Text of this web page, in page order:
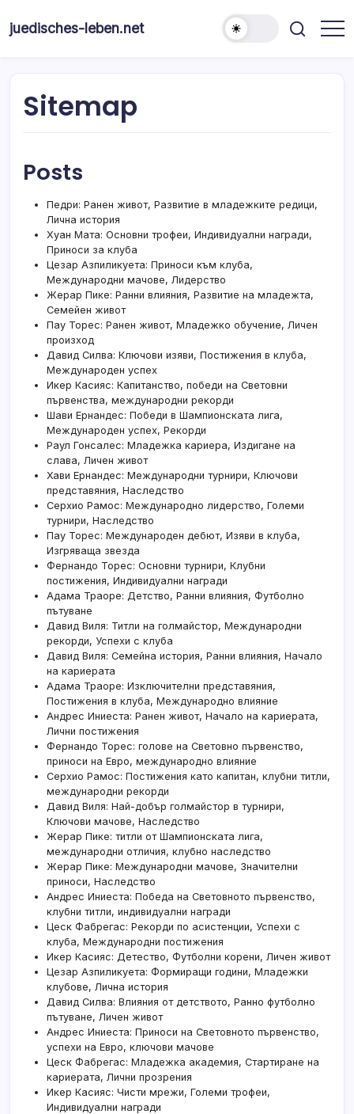
juedisches-leben.net
Sitemap
Posts
Педри: Ранен живот, Развитие в младежките редици,
Лична история
Хуан Мата: Основни трофеи, Индивидуални награди,
Приноси за клуба
Цезар Азпиликуета: Приноси към клуба,
Международни мачове, Лидерство
Жерар Пике: Ранни влияния, Развитие на младежта,
Семейен живот
Пау Торес: Ранен живот, Младежко обучение, Личен
произход
Давид Силва: Ключови изяви, Постижения в клуба,
Международен успех
Икер Касияс: Капитанство, победи на Световни
първенства, международни рекорди
Шави Ернандес: Победи в Шампионската лига,
Международен успех, Рекорди
Раул Гонсалес: Младежка кариера, Издигане на
слава, Личен живот
Хави Ернандес: Международни турнири, Ключови
представяния, Наследство
Серхио Рамос: Международно лидерство, Големи
турнири, Наследство
Пау Торес: Международен дебют, Изяви в клуба,
Изгряваща звезда
Фернандо Торес: Основни турнири, Клубни
постижения, Индивидуални награди
Адама Траоре: Детство, Ранни влияния, Футболно
пътуване
Давид Виля: Титли на голмайстор, Международни
рекорди, Успехи с клуба
Давид Виля: Семейна история, Ранни влияния, Начало
на кариерата
Адама Траоре: Изключителни представяния,
Постижения в клуба, Международно влияние
Андрес Иниеста: Ранен живот, Начало на кариерата,
Лични постижения
Фернандо Торес: голове на Световно първенство,
приноси на Евро, международно влияние
Серхио Рамос: Постижения като капитан, клубни титли,
международни рекорди
Давид Виля: Най-добър голмайстор в турнири,
Ключови мачове, Наследство
Жерар Пике: титли от Шампионската лига,
международни отличия, клубно наследство
Жерар Пике: Международни мачове, Значителни
приноси, Наследство
Андрес Иниеста: Победа на Световното първенство,
клубни титли, индивидуални награди
Цеск Фабрегас: Рекорди по асистенции, Успехи с
клуба, Международни постижения
Икер Касияс: Детество, Футболни корени, Личен живот
Цезар Азпиликуета: Формиращи години, Младежки
клубове, Лична история
Давид Силва: Влияния от детството, Ранно футболно
пътуване, Личен живот
Андрес Иниеста: Приноси на Световното първенство,
успехи на Евро, ключови мачове
Цеск Фабрегас: Младежка академия, Стартиране на
кариерата, Лични прозрения
Икер Касияс: Чисти мрежи, Големи трофеи,
Индивидуални награди